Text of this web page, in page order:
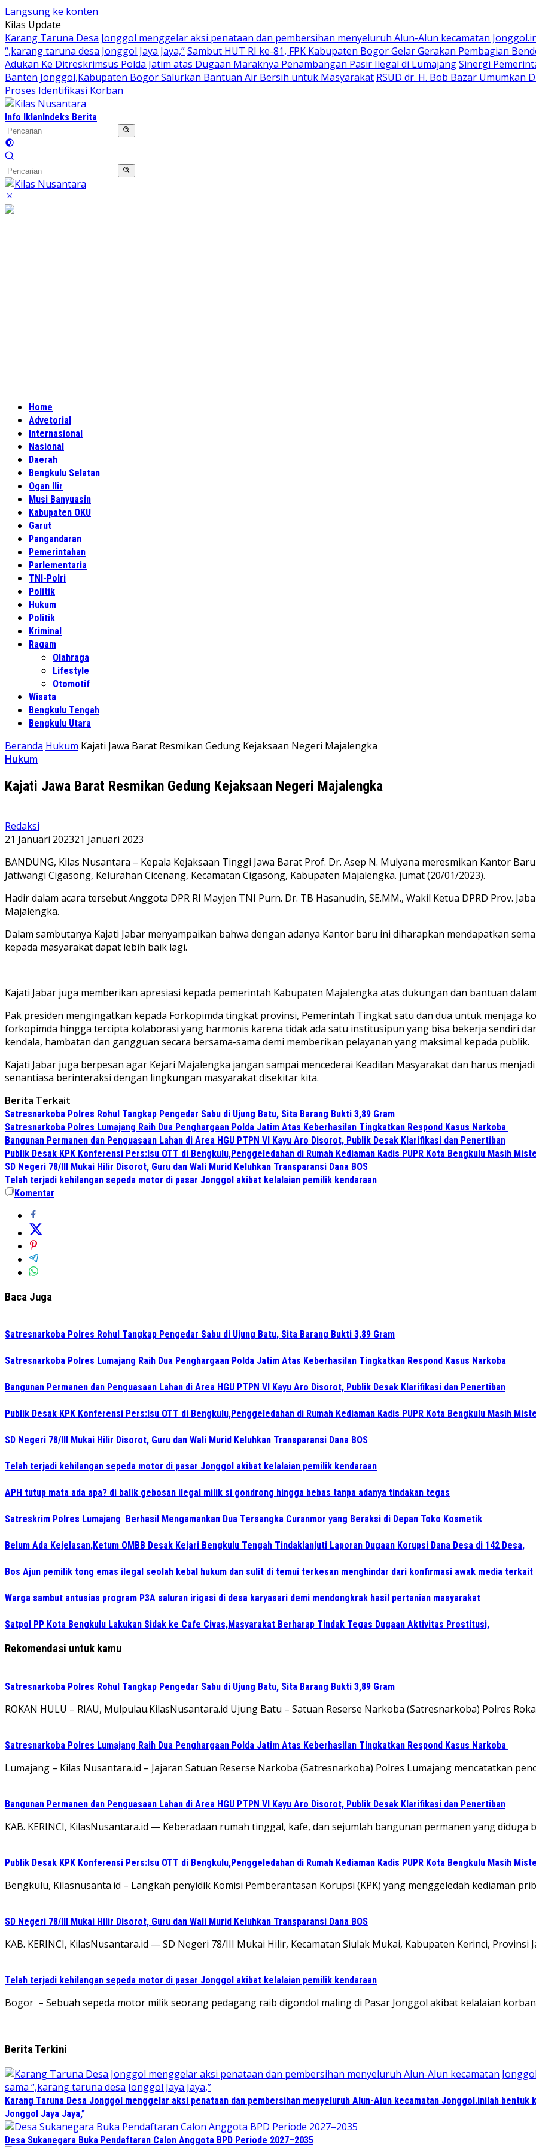
Langsung ke konten
Kilas Update
Karang Taruna Desa Jonggol menggelar aksi penataan dan pembersihan menyeluruh Alun-Alun kecamatan
“,karang taruna desa Jonggol Jaya Jaya,”Sambut HUT RI ke-81, FPK Kabupaten Bogor Gelar Gerakan Pembagian
Adukan Ke Ditreskrimsus Polda Jatim atas Dugaan Maraknya Penambangan Pasir Ilegal di LumajangSinergi
Banten Jonggol,Kabupaten Bogor Salurkan Bantuan Air Bersih untuk Masyarakat RSUD dr. H. Bob Bazar Umumkan
Proses Identifikasi Korban
Info IklanIndeks Berita
Home
Advetorial
Internasional
Nasional
Daerah
Bengkulu Selatan
Ogan Ilir
Musi Banyuasin
Kabupaten OKU
Garut
Pangandaran
Pemerintahan
Parlementaria
TNI-Polri
Politik
Hukum
Politik
Kriminal
Ragam
Olahraga
Lifestyle
Otomotif
Wisata
Bengkulu Tengah
Bengkulu Utara
Beranda Hukum Kajati Jawa Barat Resmikan Gedung Kejaksaan Negeri Majalengka
Hukum
Kajati Jawa Barat Resmikan Gedung Kejaksaan Negeri Majalengka
Redaksi
21 Januari 202321 Januari 2023
BANDUNG, Kilas Nusantara – Kepala Kejaksaan Tinggi Jawa Barat Prof. Dr. Asep N. Mulyana meresmikan Kantor
Jatiwangi Cigasong, Kelurahan Cicenang, Kecamatan Cigasong, Kabupaten Majalengka. jumat (20/01/2023).
Hadir dalam acara tersebut Anggota DPR RI Mayjen TNI Purn. Dr. TB Hasanudin, SE.MM., Wakil Ketua DPRD Prov.
Majalengka.
Dalam sambutanya Kajati Jabar menyampaikan bahwa dengan adanya Kantor baru ini diharapkan mendapatkan
kepada masyarakat dapat lebih baik lagi.
Kajati Jabar juga memberikan apresiasi kepada pemerintah Kabupaten Majalengka atas dukungan dan bantuan
Pak presiden mengingatkan kepada Forkopimda tingkat provinsi, Pemerintah Tingkat satu dan dua untuk menjaga
forkopimda hingga tercipta kolaborasi yang harmonis karena tidak ada satu institusipun yang bisa bekerja sendiri
kendala, hambatan dan gangguan secara bersama-sama demi memberikan pelayanan yang maksimal kepada publik.
Kajati Jabar juga berpesan agar Kejari Majalengka jangan sampai mencederai Keadilan Masyarakat dan harus
senantiasa berinteraksi dengan lingkungan masyarakat disekitar kita.
Berita Terkait
Satresnarkoba Polres Rohul Tangkap Pengedar Sabu di Ujung Batu, Sita Barang Bukti 3,89 Gram
Satresnarkoba Polres Lumajang Raih Dua Penghargaan Polda Jatim Atas Keberhasilan Tingkatkan Respond Kasus Narkoba
Bangunan Permanen dan Penguasaan Lahan di Area HGU PTPN VI Kayu Aro Disorot, Publik Desak Klarifikasi dan Penertiban
Publik Desak KPK Konferensi Pers:Isu OTT di Bengkulu,Penggeledahan di Rumah Kediaman Kadis PUPR Kota Bengkulu Masih
SD Negeri 78/III Mukai Hilir Disorot, Guru dan Wali Murid Keluhkan Transparansi Dana BOS
Telah terjadi kehilangan sepeda motor di pasar Jonggol akibat kelalaian pemilik kendaraan
Komentar
Baca Juga
Satresnarkoba Polres Rohul Tangkap Pengedar Sabu di Ujung Batu, Sita Barang Bukti 3,89 Gram
Satresnarkoba Polres Lumajang Raih Dua Penghargaan Polda Jatim Atas Keberhasilan Tingkatkan Respond Kasus Narkoba
Bangunan Permanen dan Penguasaan Lahan di Area HGU PTPN VI Kayu Aro Disorot, Publik Desak Klarifikasi dan Penertiban
Publik Desak KPK Konferensi Pers:Isu OTT di Bengkulu,Penggeledahan di Rumah Kediaman Kadis PUPR Kota Bengkulu Masih
SD Negeri 78/III Mukai Hilir Disorot, Guru dan Wali Murid Keluhkan Transparansi Dana BOS
Telah terjadi kehilangan sepeda motor di pasar Jonggol akibat kelalaian pemilik kendaraan
APH tutup mata ada apa? di balik gebosan ilegal milik si gondrong hingga bebas tanpa adanya tindakan tegas
Satreskrim Polres Lumajang Berhasil Mengamankan Dua Tersangka Curanmor yang Beraksi di Depan Toko Kosmetik
Belum Ada Kejelasan,Ketum OMBB Desak Kejari Bengkulu Tengah Tindaklanjuti Laporan Dugaan Korupsi Dana Desa di 142 Desa,
Bos Ajun pemilik tong emas ilegal seolah kebal hukum dan sulit di temui terkesan menghindar dari konfirmasi awak media
Warga sambut antusias program P3A saluran irigasi di desa karyasari demi mendongkrak hasil pertanian masyarakat
Satpol PP Kota Bengkulu Lakukan Sidak ke Cafe Civas,Masyarakat Berharap Tindak Tegas Dugaan Aktivitas Prostitusi,
Rekomendasi untuk kamu
Satresnarkoba Polres Rohul Tangkap Pengedar Sabu di Ujung Batu, Sita Barang Bukti 3,89 Gram
ROKAN HULU – RIAU, Mulpulau.KilasNusantara.id Ujung Batu – Satuan Reserse Narkoba (Satresnarkoba) Polres
Satresnarkoba Polres Lumajang Raih Dua Penghargaan Polda Jatim Atas Keberhasilan Tingkatkan Respond Kasus Narkoba
Lumajang – Kilas Nusantara.id – Jajaran Satuan Reserse Narkoba (Satresnarkoba) Polres Lumajang mencatatkan
Bangunan Permanen dan Penguasaan Lahan di Area HGU PTPN VI Kayu Aro Disorot, Publik Desak Klarifikasi dan Penertiban
KAB. KERINCI, KilasNusantara.id — Keberadaan rumah tinggal, kafe, dan sejumlah bangunan permanen yang diduga
Publik Desak KPK Konferensi Pers:Isu OTT di Bengkulu,Penggeledahan di Rumah Kediaman Kadis PUPR Kota Bengkulu Masih
Bengkulu, Kilasnusanta.id – Langkah penyidik Komisi Pemberantasan Korupsi (KPK) yang menggeledah kediaman
SD Negeri 78/III Mukai Hilir Disorot, Guru dan Wali Murid Keluhkan Transparansi Dana BOS
KAB. KERINCI, KilasNusantara.id — SD Negeri 78/III Mukai Hilir, Kecamatan Siulak Mukai, Kabupaten Kerinci,
Telah terjadi kehilangan sepeda motor di pasar Jonggol akibat kelalaian pemilik kendaraan
Bogor – Sebuah sepeda motor milik seorang pedagang raib digondol maling di Pasar Jonggol akibat kelalaian
Berita Terkini
Karang Taruna Desa Jonggol menggelar aksi penataan dan pembersihan menyeluruh Alun-Alun kecamatan Jonggol.inilah
Jonggol Jaya Jaya,”
Desa Sukanegara Buka Pendaftaran Calon Anggota BPD Periode 2027–2035